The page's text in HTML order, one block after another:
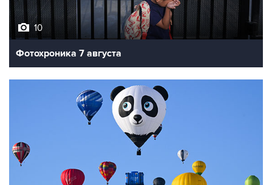
10
Фотохроника 7 августа